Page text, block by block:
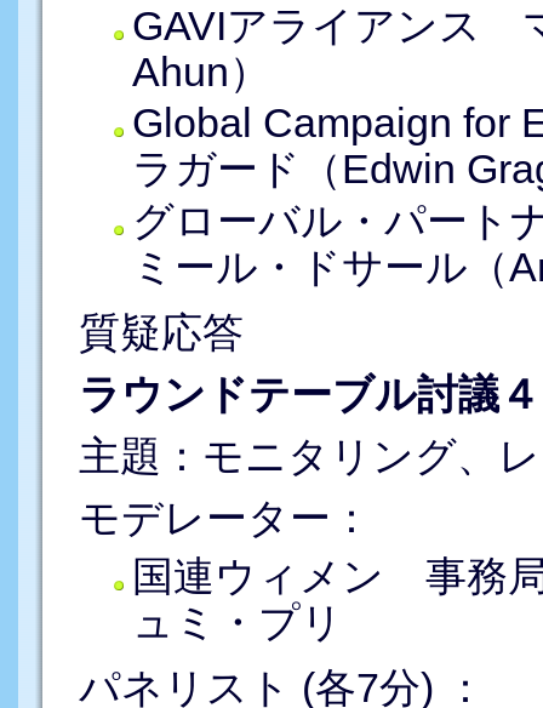
GAVIアライアンス
Ahun）
Global Campaign
ラガード（Edwin
グローバル・パート
ミール・ドサール（
質疑応答
ラウンドテーブル討議
主題：モニタリング、
モデレーター：
国連ウィメン 事務
ュミ・プリ
パネリスト (各7分) ：